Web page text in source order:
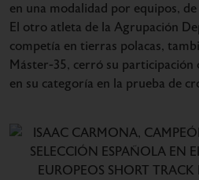
en una modalidad por equipos, de
El otro atleta de la Agrupación
competía en tierras polacas,
Máster-35, cerró su participación
en su categoría en la prueba de